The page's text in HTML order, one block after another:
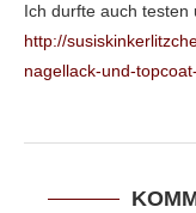
Ich durfte auch testen
http://
nagellack-und-